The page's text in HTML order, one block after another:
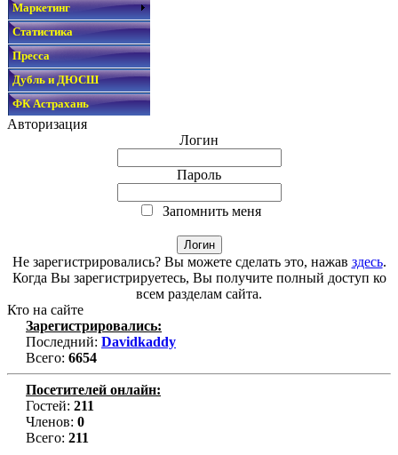
Маркетинг
Статистика
Пресса
Дубль и ДЮСШ
ФК Астрахань
Авторизация
Логин
Пароль
Запомнить меня
Не зарегистрировались? Вы можете сделать это, нажав здесь.
Когда Вы зарегистрируетесь, Вы получите полный доступ ко
всем разделам сайта.
Кто на сайте
Зарегистрировались:
Последний: Davidkaddy
Всего: 6654
Посетителей онлайн:
Гостей: 211
Членов: 0
Всего: 211